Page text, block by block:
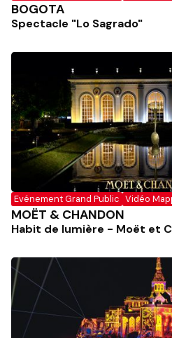
BOGOTA
Spectacle "Lo Sagrado"
Evénement Grand Public Vidéo
MOËT & CHANDON
Habit de lumière - Moët et